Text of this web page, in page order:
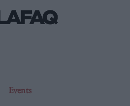
Events